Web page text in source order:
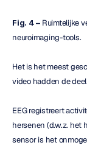
Fig. 4 – Ruimtelijke
neuroimaging-tools.
Het is het meest
video hadden de
EEG registreert
hersenen (d.w.z. het
sensor is het